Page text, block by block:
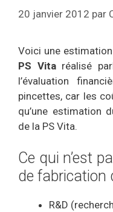
20 janvier 2012 par
Voici une
PS Vitaréalisé
l’évaluation
pincettes, car les
qu’une estimation
de la PS Vita.
Ce qui n’est
de fabrication
R&D